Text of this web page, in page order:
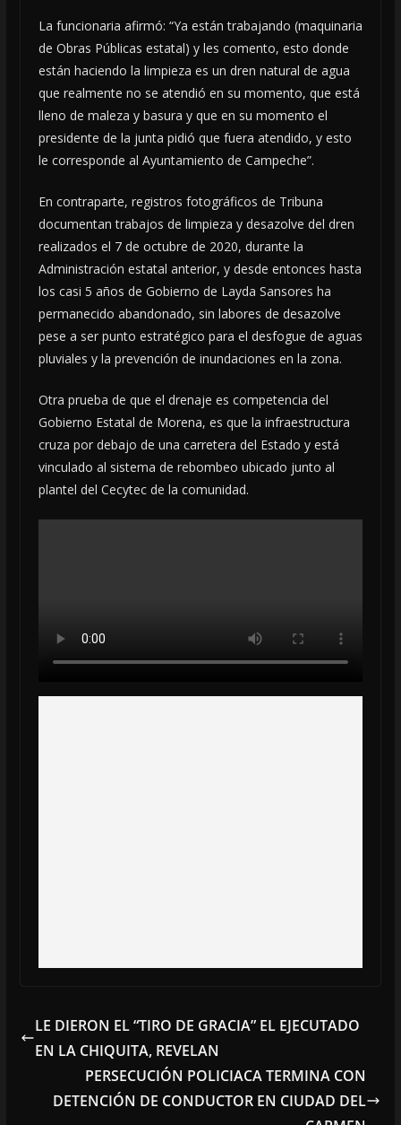
La funcionaria afirmó: “Ya están trabajando (maquinaria
de Obras Públicas estatal) y les comento, esto donde
están haciendo la limpieza es un dren natural de agua
que realmente no se atendió en su momento, que está
lleno de maleza y basura y que en su momento el
presidente de la junta pidió que fuera atendido, y esto
le corresponde al Ayuntamiento de Campeche”.
En contraparte, registros fotográficos de Tribuna
documentan trabajos de limpieza y desazolve del dren
realizados el 7 de octubre de 2020, durante la
Administración estatal anterior, y desde entonces hasta
los casi 5 años de Gobierno de Layda Sansores ha
permanecido abandonado, sin labores de desazolve
pese a ser punto estratégico para el desfogue de aguas
pluviales y la prevención de inundaciones en la zona.
Otra prueba de que el drenaje es competencia del
Gobierno Estatal de Morena, es que la infraestructura
cruza por debajo de una carretera del Estado y está
vinculado al sistema de rebombeo ubicado junto al
plantel del Cecytec de la comunidad.
LE DIERON EL “TIRO DE GRACIA” EL EJECUTADO
EN LA CHIQUITA, REVELAN
PERSECUCIÓN POLICIACA TERMINA CON
DETENCIÓN DE CONDUCTOR EN CIUDAD DEL